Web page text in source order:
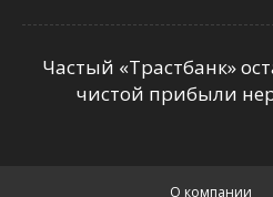
Частый «Трастбанк»
чистой прибыли
О компании